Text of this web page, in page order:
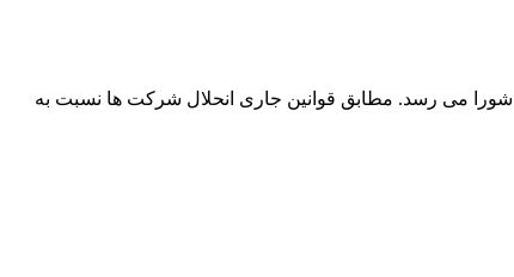
آیـین نامه ای که به تصویب شورا می رسد. مطابق قوانین جاری انحلال شرکت ها نسبت به